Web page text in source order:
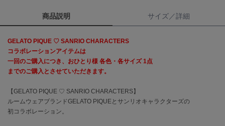
セロン
Clarks Premium
クラークス
CODE A
COLE HAAN
コール ハーン
商品説明 サイズ／詳細
GELATO PIQUE ♡ SANRIO CHARACTERS
コラボレーションアイテムは
一回のご購入につき、おひとり様 各色・各サイズ 1点
までのご購入とさせていただきます。
【GELATO PIQUE ♡ SANRIO CHARACTERS】
ルームウェアブランドGELATO PIQUEとサンリオキャラクターズの
初コラボレーション。